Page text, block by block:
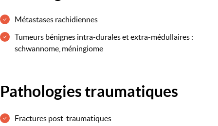
Métastases rachidiennes
Tumeurs bénignes intra-durales et extra-médullaires :
schwannome, méningiome
Pathologies traumatiques
Fractures post-traumatiques